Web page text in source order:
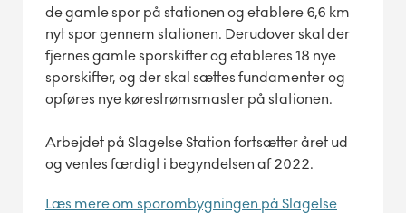
de gamle spor på stationen og etablere 6,6 km
nyt spor gennem stationen. Derudover skal der
fjernes gamle sporskifter og etableres 18 nye
sporskifter, og der skal sættes fundamenter og
opføres nye kørestrømsmaster på stationen.
Arbejdet på Slagelse Station fortsætter året ud
og ventes færdigt i begyndelsen af 2022.
Læs mere om sporombygningen på Slagelse